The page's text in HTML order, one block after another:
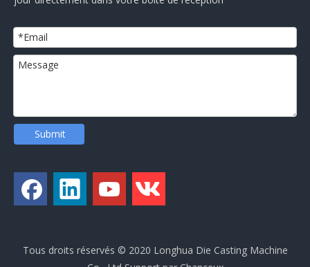
Submit
Tous droits réservés © 2020 Longhua Die Casting Machine